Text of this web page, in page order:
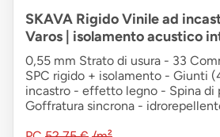
SKAVA Rigido Vinile ad
Varos | isolamento acustico
0,55 mm Strato di usura - 33
SPC rigido + isolamento - Giunti
incastro - effetto legno - Spina di
Goffratura sincrona -